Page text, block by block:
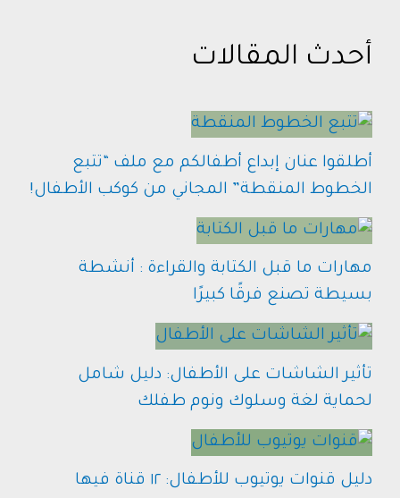
أحدث المقالات
أطلقوا عنان إبداع أطفالكم مع ملف “تتبع
الخطوط المنقطة” المجاني من كوكب الأطفال!
مهارات ما قبل الكتابة والقراءة : أنشطة
بسيطة تصنع فرقًا كبيرًا
تأثير الشاشات على الأطفال: دليل شامل
لحماية لغة وسلوك ونوم طفلك
دليل قنوات يوتيوب للأطفال: ١٢ قناة فيها